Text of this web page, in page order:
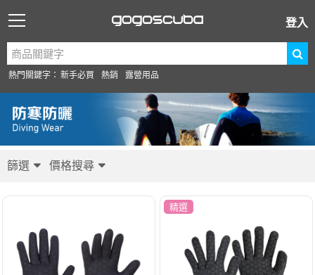
登入
熱門關鍵字： 新手必買 熱銷 露營用品
篩選 價格搜尋
精選